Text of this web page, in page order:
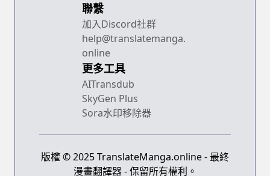
聯繫
加入Discord社群
help@translatemanga.
online
更多工具
AITransdub
SkyGen Plus
Sora水印移除器
版權 © 2025 TranslateManga.online - 最終
漫畫翻譯器 - 保留所有權利。